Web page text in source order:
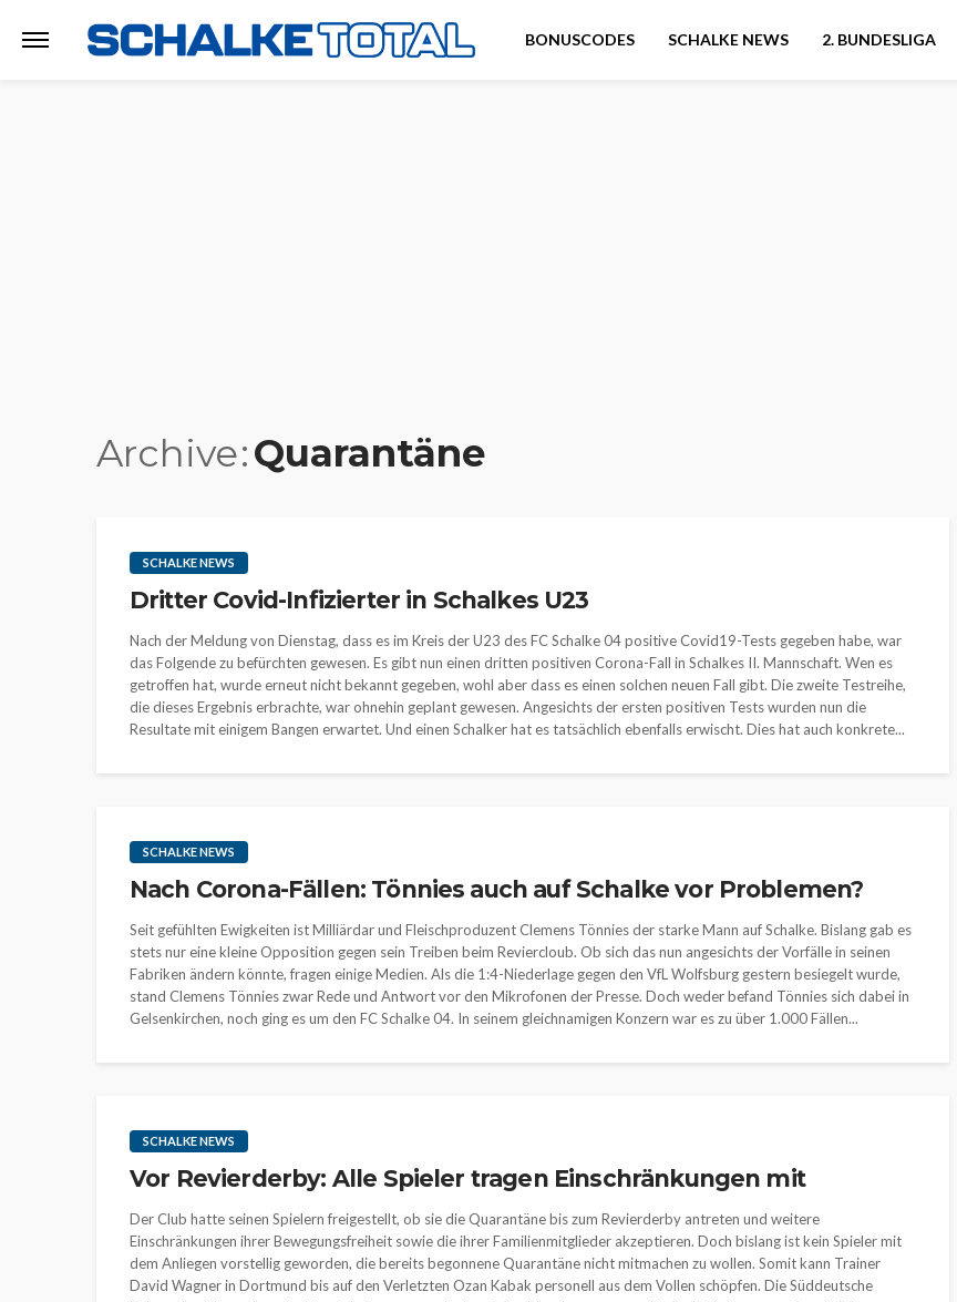
BONUSCODES SCHALKE NEWS 2. BUNDESLIGA
Archive Quarantäne
SCHALKE NEWS
Dritter Covid-Infizierter in Schalkes U23
Nach der Meldung von Dienstag, dass es im Kreis der U23 des FC Schalke 04 positive Covid19-Tests gegeben habe, war
das Folgende zu befürchten gewesen. Es gibt nun einen dritten positiven Corona-Fall in Schalkes II. Mannschaft. Wen es
getroffen hat, wurde erneut nicht bekannt gegeben, wohl aber dass es einen solchen neuen Fall gibt. Die zweite Testreihe,
die dieses Ergebnis erbrachte, war ohnehin geplant gewesen. Angesichts der ersten positiven Tests wurden nun die
Resultate mit einigem Bangen erwartet. Und einen Schalker hat es tatsächlich ebenfalls erwischt. Dies hat auch konkrete...
SCHALKE NEWS
Nach Corona-Fällen: Tönnies auch auf Schalke vor Problemen?
Seit gefühlten Ewigkeiten ist Milliärdar und Fleischproduzent Clemens Tönnies der starke Mann auf Schalke. Bislang gab es
stets nur eine kleine Opposition gegen sein Treiben beim Reviercloub. Ob sich das nun angesichts der Vorfälle in seinen
Fabriken ändern könnte, fragen einige Medien. Als die 1:4-Niederlage gegen den VfL Wolfsburg gestern besiegelt wurde,
stand Clemens Tönnies zwar Rede und Antwort vor den Mikrofonen der Presse. Doch weder befand Tönnies sich dabei in
Gelsenkirchen, noch ging es um den FC Schalke 04. In seinem gleichnamigen Konzern war es zu über 1.000 Fällen...
SCHALKE NEWS
Vor Revierderby: Alle Spieler tragen Einschränkungen mit
Der Club hatte seinen Spielern freigestellt, ob sie die Quarantäne bis zum Revierderby antreten und weitere
Einschränkungen ihrer Bewegungsfreiheit sowie die ihrer Familienmitglieder akzeptieren. Doch bislang ist kein Spieler mit
dem Anliegen vorstellig geworden, die bereits begonnene Quarantäne nicht mitmachen zu wollen. Somit kann Trainer
David Wagner in Dortmund bis auf den Verletzten Ozan Kabak personell aus dem Vollen schöpfen. Die Süddeutsche